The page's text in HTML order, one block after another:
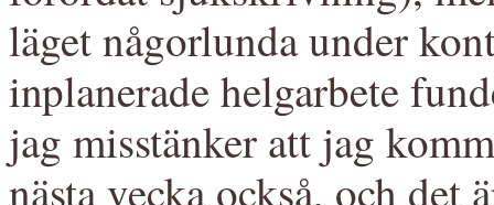
läget någorlunda under
inplanerade helgarbete
jag misstänker att jag
nästa vecka också, och det